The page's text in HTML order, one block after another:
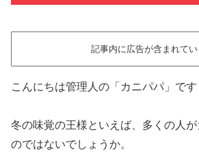
記事内に広告が含まれてい
こんにちは管理人の「カニパパ」です
冬の味覚の王様といえば、多くの人
のではないでしょうか。